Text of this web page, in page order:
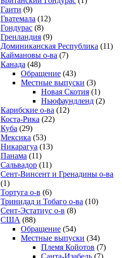
Гаити (9)
Гватемала (12)
Гондурас (8)
Гренландия (9)
Доминиканская Республика (11)
Каймановы о-ва (7)
Канада (48)
Обращение (43)
Местные выпуски (3)
Новая Скотия (1)
Ньюфаундленд (2)
Карибские о-ва (12)
Коста-Рика (22)
Куба (29)
Мексика (53)
Никарагуа (13)
Панама (11)
Сальвадор (11)
Сент-Винсент и Гренадины о-ва
(1)
Тортуга о-в (6)
Тринидад и Тобаго о-ва (10)
Сент-Эстатиус о-в (8)
США (88)
Обращение (54)
Местные выпуски (34)
Племя Койотов (7)
Санта-Изабель (7)